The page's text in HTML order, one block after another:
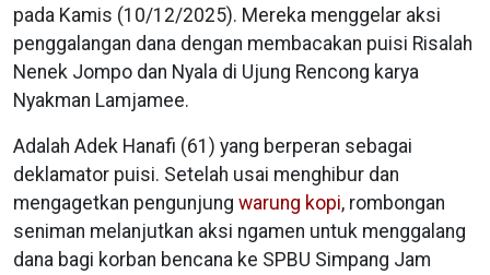
pada Kamis (10/12/2025). Mereka menggelar aksi
penggalangan dana dengan membacakan puisi Risalah
Nenek Jompo dan Nyala di Ujung Rencong karya
Nyakman Lamjamee.
Adalah Adek Hanafi (61) yang berperan sebagai
deklamator puisi. Setelah usai menghibur dan
mengagetkan pengunjung warung kopi, rombongan
seniman melanjutkan aksi ngamen untuk menggalang
dana bagi korban bencana ke SPBU Simpang Jam